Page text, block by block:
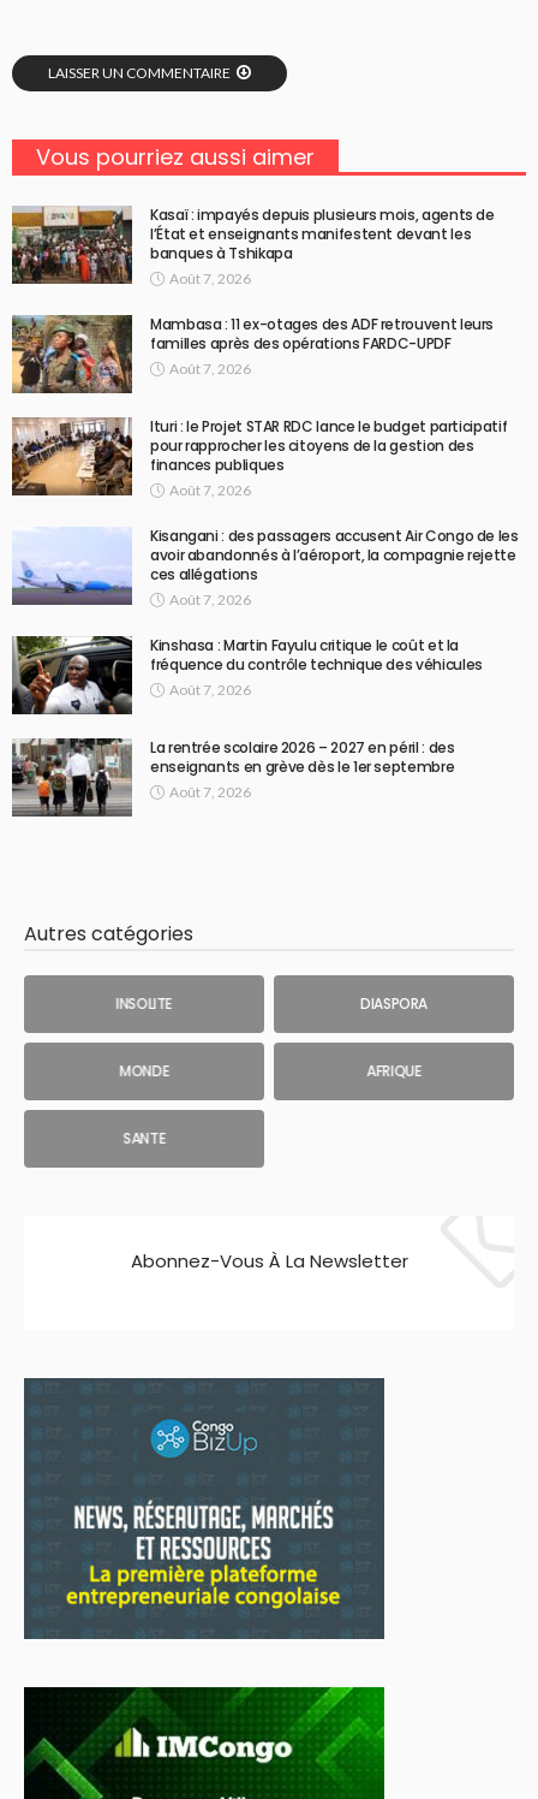
LAISSER UN COMMENTAIRE
Vous pourriez aussi aimer
Kasaï : impayés depuis plusieurs mois, agents de
l’État et enseignants manifestent devant les
banques à Tshikapa
Août 7, 2026
Mambasa : 11 ex-otages des ADF retrouvent leurs
familles après des opérations FARDC-UPDF
Août 7, 2026
Ituri : le Projet STAR RDC lance le budget participatif
pour rapprocher les citoyens de la gestion des
finances publiques
Août 7, 2026
Kisangani : des passagers accusent Air Congo de les
avoir abandonnés à l’aéroport, la compagnie rejette
ces allégations
Août 7, 2026
Kinshasa : Martin Fayulu critique le coût et la
fréquence du contrôle technique des véhicules
Août 7, 2026
La rentrée scolaire 2026 – 2027 en péril : des
enseignants en grève dès le 1er septembre
Août 7, 2026
Autres catégories
INSOLITE DIASPORA
MONDE AFRIQUE
SANTE
Abonnez-Vous À La Newsletter